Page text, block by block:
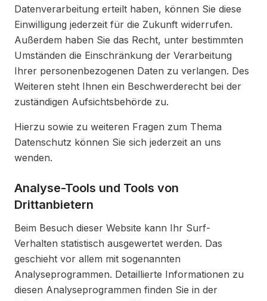
Datenverarbeitung erteilt haben, können Sie diese
Einwilligung jederzeit für die Zukunft widerrufen.
Außerdem haben Sie das Recht, unter bestimmten
Umständen die Einschränkung der Verarbeitung
Ihrer personenbezogenen Daten zu verlangen. Des
Weiteren steht Ihnen ein Beschwerderecht bei der
zuständigen Aufsichtsbehörde zu.
Hierzu sowie zu weiteren Fragen zum Thema
Datenschutz können Sie sich jederzeit an uns
wenden.
Analyse-Tools und Tools von
Drittanbietern
Beim Besuch dieser Website kann Ihr Surf-
Verhalten statistisch ausgewertet werden. Das
geschieht vor allem mit sogenannten
Analyseprogrammen. Detaillierte Informationen zu
diesen Analyseprogrammen finden Sie in der